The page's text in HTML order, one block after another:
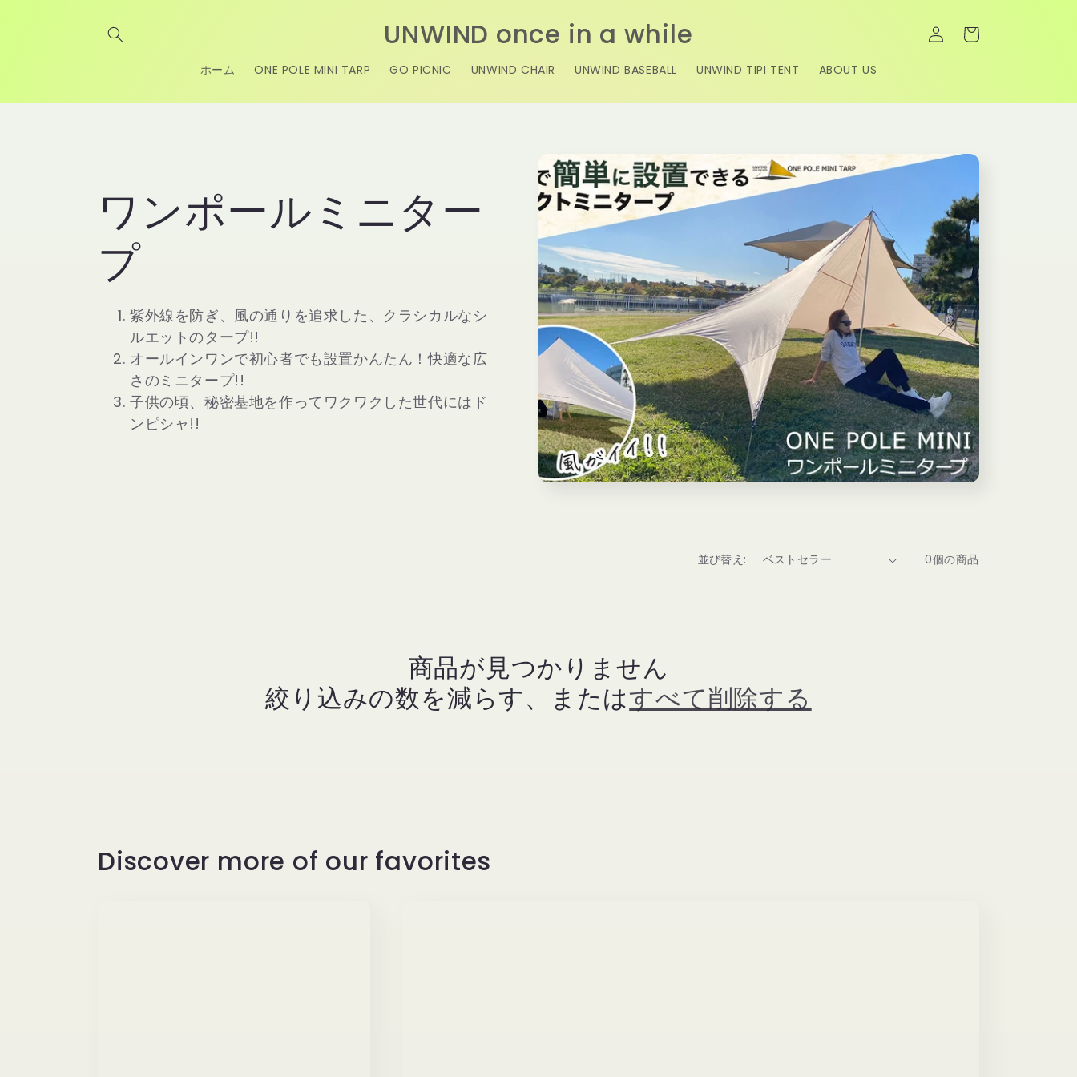
UNWIND once in a while
ホーム ONE POLE MINI TARP GO PICNIC UNWIND CHAIR UNWIND BASEBALL UNWIND TIPI TENT ABOUT US
グ
イ
ー
コ
レ
ク
シ
ョ
ワンポールミニター
プ
紫外線を防ぎ、風の通りを追求した、クラシカルなシ
ルエットのタープ!!
オールインワンで初心者でも設置かんたん！快適な広
さのミニタープ!!
子供の頃、秘密基地を作ってワクワクした世代にはド
ンピシャ!!
並び替え: 0個の商品
商品が見つかりません
絞り込みの数を減らす、またはすべて削除する
Discover more of our favorites